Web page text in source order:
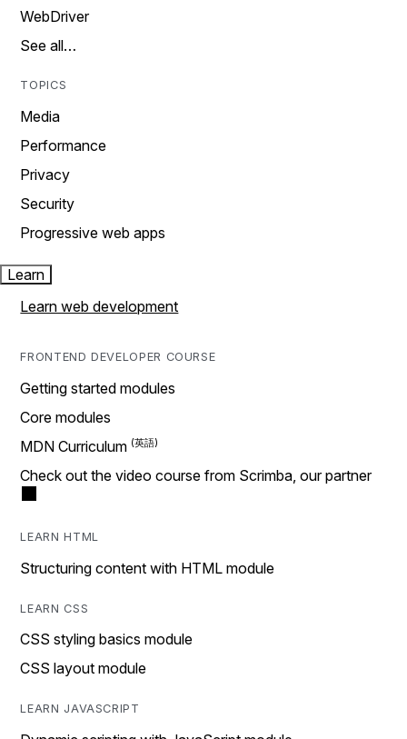
WebDriver
See all…
TOPICS
Media
Performance
Privacy
Security
Progressive web apps
Learn
Learn web development
FRONTEND DEVELOPER COURSE
Getting started modules
Core modules
MDN Curriculum
Check out the video course from Scrimba, our partner
LEARN HTML
Structuring content with HTML module
LEARN CSS
CSS styling basics module
CSS layout module
LEARN JAVASCRIPT